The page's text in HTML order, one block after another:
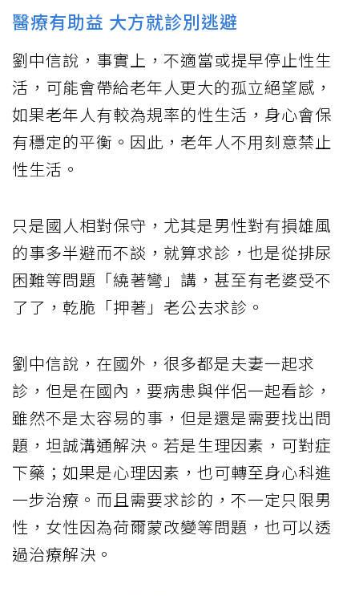
醫療有助益 大方就診別逃避
劉中信說，事實上，不適當或提早停止性生
活，可能會帶給老年人更大的孤立絕望感，
如果老年人有較為規率的性生活，身心會保
有穩定的平衡。因此，老年人不用刻意禁止
性生活。
只是國人相對保守，尤其是男性對有損雄風
的事多半避而不談，就算求診，也是從排尿
困難等問題「繞著彎」講，甚至有老婆受不
了了，乾脆「押著」老公去求診。
劉中信說，在國外，很多都是夫妻一起求
診，但是在國內，要病患與伴侶一起看診，
雖然不是太容易的事，但是還是需要找出問
題，坦誠溝通解決。若是生理因素，可對症
下藥；如果是心理因素，也可轉至身心科進
一步治療。而且需要求診的，不一定只限男
性，女性因為荷爾蒙改變等問題，也可以透
過治療解決。